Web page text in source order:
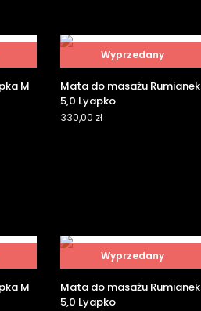
M
Wyprzedany
Mata do masażu Rumianek
5,0 Lyapko
330,00 zł
M
Wyprzedany
Mata do masażu Rumianek
5,0 Lyapko